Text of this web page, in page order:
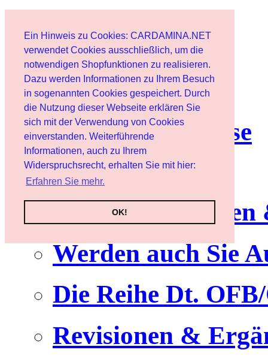
Ein Hinweis zu Cookies: CARDAMINA.NET
verwendet Cookies ausschließlich, um die
notwendigen Shopfunktionen zu realisieren.
Dazu werden Informationen zu Ihrem Besuch
in sogenannten Cookies gespeichert. Durch
die Nutzung dieser Webseite erklären Sie
sich mit der Verwendung von Cookies
einverstanden. Weiterführende
Informationen, auch zu Ihrem
Widerspruchsrecht, erhalten Sie mit hier:
Erfahren Sie mehr.
OK!
Benutzer
Newsletter
Nutzungshinweise
Service
Werden auch Sie
Die Reihe Dt.
Revisionen &